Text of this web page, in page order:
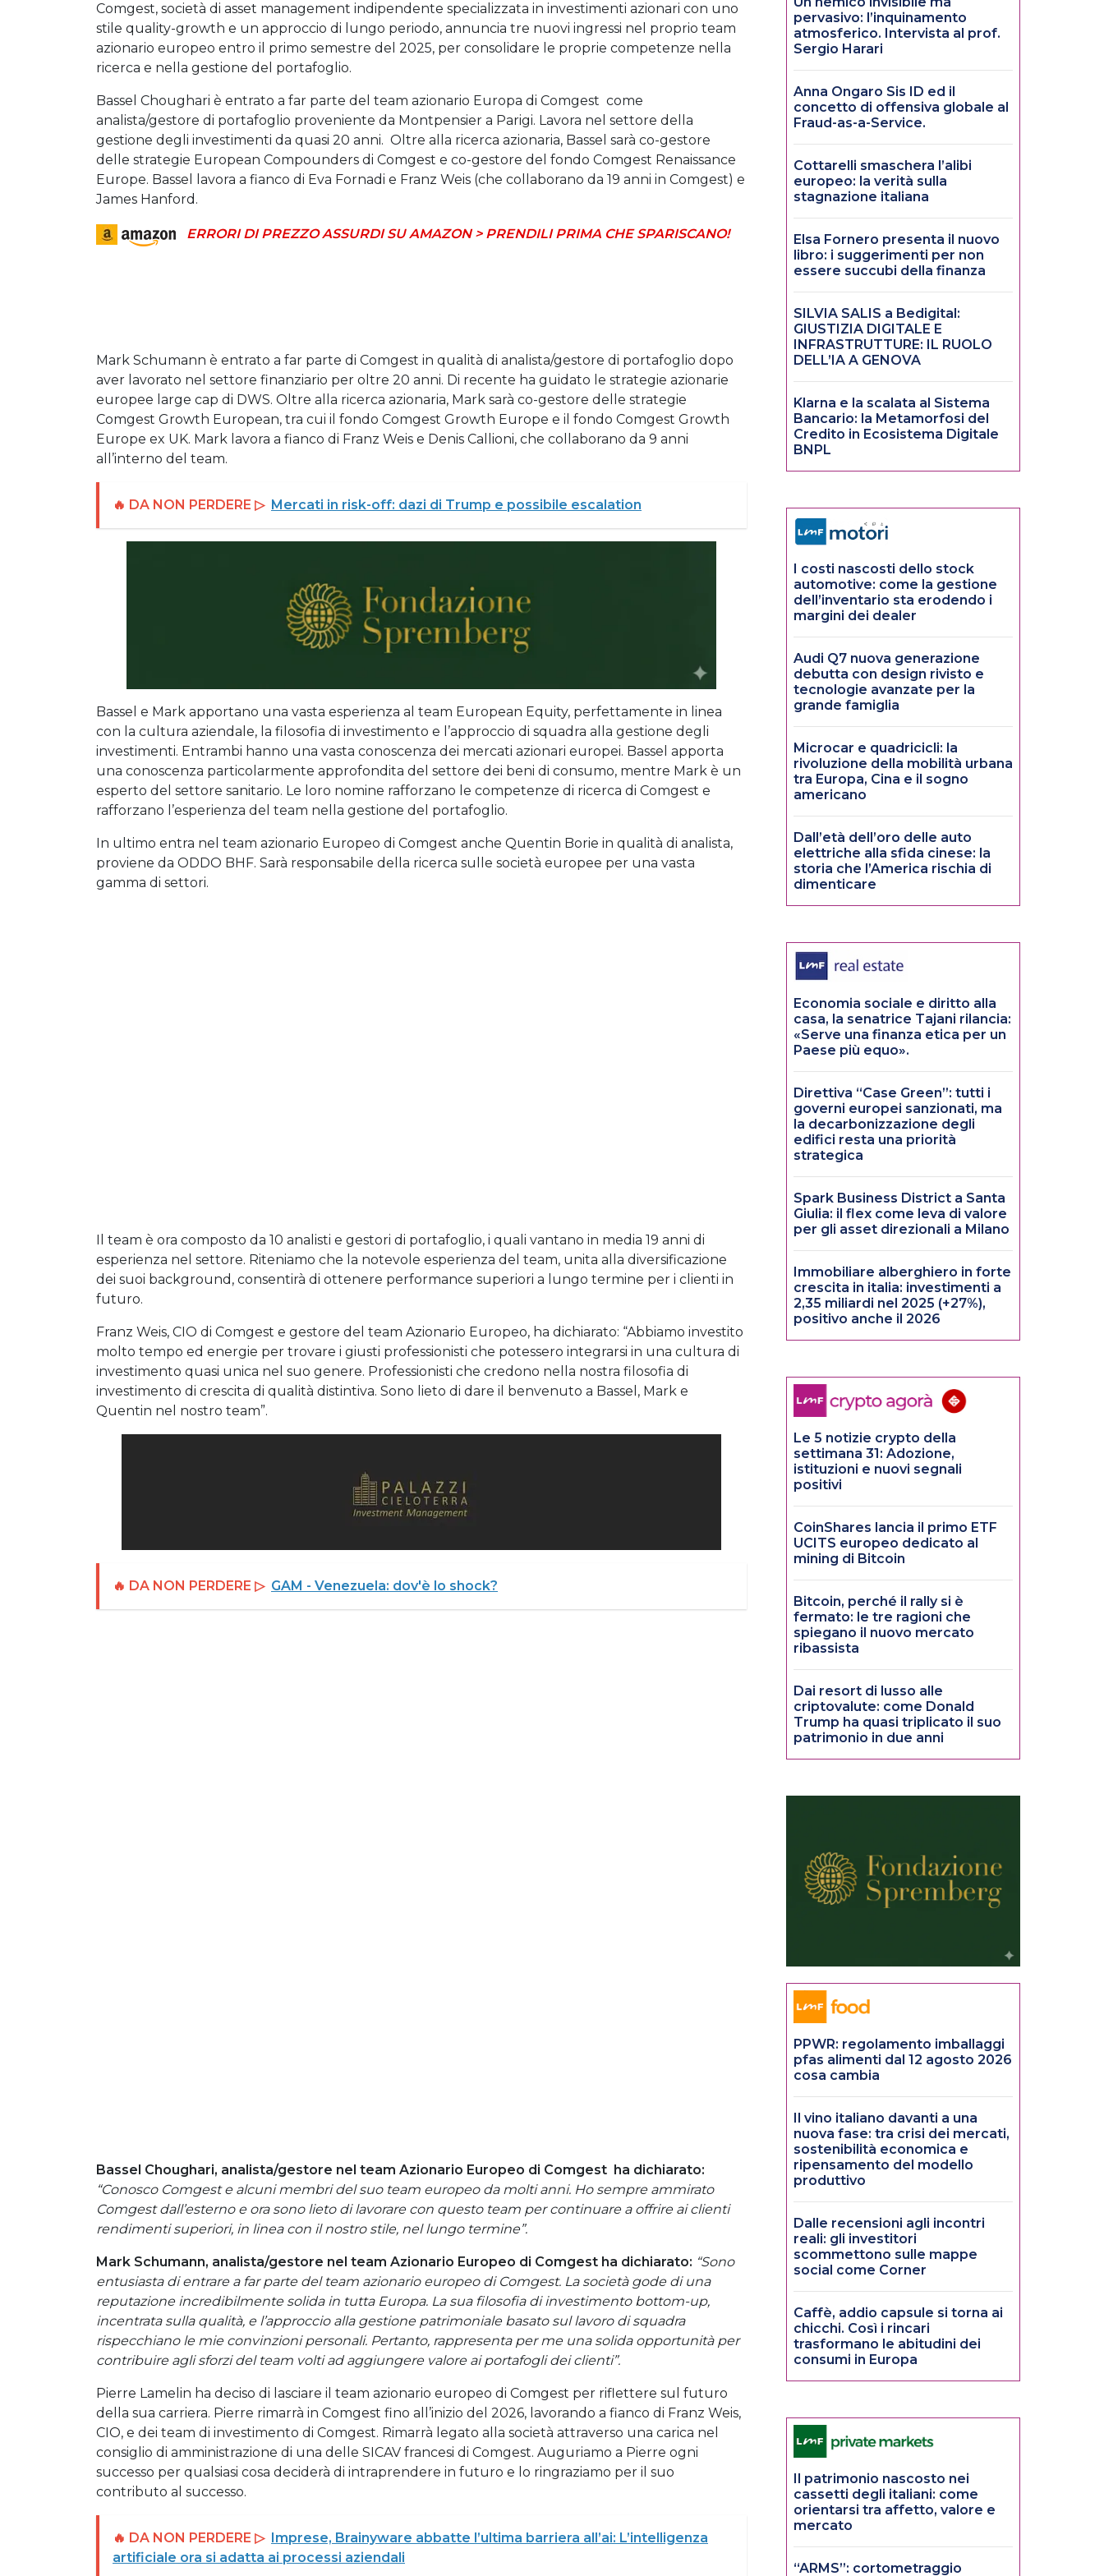
Comgest, società di asset management indipendente specializzata in investimenti azionari con uno
stile quality-growth e un approccio di lungo periodo, annuncia tre nuovi ingressi nel proprio team
azionario europeo entro il primo semestre del 2025, per consolidare le proprie competenze nella
ricerca e nella gestione del portafoglio.
Bassel Choughari è entrato a far parte del team azionario Europa di Comgest come
analista/gestore di portafoglio proveniente da Montpensier a Parigi. Lavora nel settore della
gestione degli investimenti da quasi 20 anni. Oltre alla ricerca azionaria, Bassel sarà co-gestore
delle strategie European Compounders di Comgest e co-gestore del fondo Comgest Renaissance
Europe. Bassel lavora a fianco di Eva Fornadi e Franz Weis (che collaborano da 19 anni in Comgest) e
James Hanford.
ERRORI DI PREZZO ASSURDI SU AMAZON > PRENDILI PRIMA CHE SPARISCANO!
Mark Schumann è entrato a far parte di Comgest in qualità di analista/gestore di portafoglio dopo
aver lavorato nel settore finanziario per oltre 20 anni. Di recente ha guidato le strategie azionarie
europee large cap di DWS. Oltre alla ricerca azionaria, Mark sarà co-gestore delle strategie
Comgest Growth European, tra cui il fondo Comgest Growth Europe e il fondo Comgest Growth
Europe ex UK. Mark lavora a fianco di Franz Weis e Denis Callioni, che collaborano da 9 anni
all’interno del team.
🔥 DA NON PERDERE ▷ Mercati in risk-off: dazi di Trump e possibile escalation
Bassel e Mark apportano una vasta esperienza al team European Equity, perfettamente in linea
con la cultura aziendale, la filosofia di investimento e l’approccio di squadra alla gestione degli
investimenti. Entrambi hanno una vasta conoscenza dei mercati azionari europei. Bassel apporta
una conoscenza particolarmente approfondita del settore dei beni di consumo, mentre Mark è un
esperto del settore sanitario. Le loro nomine rafforzano le competenze di ricerca di Comgest e
rafforzano l’esperienza del team nella gestione del portafoglio.
In ultimo entra nel team azionario Europeo di Comgest anche Quentin Borie in qualità di analista,
proviene da ODDO BHF. Sarà responsabile della ricerca sulle società europee per una vasta
gamma di settori.
Il team è ora composto da 10 analisti e gestori di portafoglio, i quali vantano in media 19 anni di
esperienza nel settore. Riteniamo che la notevole esperienza del team, unita alla diversificazione
dei suoi background, consentirà di ottenere performance superiori a lungo termine per i clienti in
futuro.
Franz Weis, CIO di Comgest e gestore del team Azionario Europeo, ha dichiarato: “Abbiamo investito
molto tempo ed energie per trovare i giusti professionisti che potessero integrarsi in una cultura di
investimento quasi unica nel suo genere. Professionisti che credono nella nostra filosofia di
investimento di crescita di qualità distintiva. Sono lieto di dare il benvenuto a Bassel, Mark e
Quentin nel nostro team”.
🔥 DA NON PERDERE ▷ GAM - Venezuela: dov'è lo shock?
Bassel Choughari, analista/gestore nel team Azionario Europeo di Comgest ha dichiarato:
“Conosco Comgest e alcuni membri del suo team europeo da molti anni. Ho sempre ammirato
Comgest dall’esterno e ora sono lieto di lavorare con questo team per continuare a offrire ai clienti
rendimenti superiori, in linea con il nostro stile, nel lungo termine”.
Mark Schumann, analista/gestore nel team Azionario Europeo di Comgest ha dichiarato: “Sono
entusiasta di entrare a far parte del team azionario europeo di Comgest. La società gode di una
reputazione incredibilmente solida in tutta Europa. La sua filosofia di investimento bottom-up,
incentrata sulla qualità, e l’approccio alla gestione patrimoniale basato sul lavoro di squadra
rispecchiano le mie convinzioni personali. Pertanto, rappresenta per me una solida opportunità per
contribuire agli sforzi del team volti ad aggiungere valore ai portafogli dei clienti”.
Pierre Lamelin ha deciso di lasciare il team azionario europeo di Comgest per riflettere sul futuro
della sua carriera. Pierre rimarrà in Comgest fino all’inizio del 2026, lavorando a fianco di Franz Weis,
CIO, e dei team di investimento di Comgest. Rimarrà legato alla società attraverso una carica nel
consiglio di amministrazione di una delle SICAV francesi di Comgest. Auguriamo a Pierre ogni
successo per qualsiasi cosa deciderà di intraprendere in futuro e lo ringraziamo per il suo
contributo al successo.
🔥 DA NON PERDERE ▷ Imprese, Brainyware abbatte l’ultima barriera all’ai: L’intelligenza
artificiale ora si adatta ai processi aziendali
pervasivo: l’inquinamento
atmosferico. Intervista al prof.
Sergio Harari
Anna Ongaro Sis ID ed il
concetto di offensiva globale al
Fraud-as-a-Service.
Cottarelli smaschera l’alibi
europeo: la verità sulla
stagnazione italiana
Elsa Fornero presenta il nuovo
libro: i suggerimenti per non
essere succubi della finanza
SILVIA SALIS a Bedigital:
GIUSTIZIA DIGITALE E
INFRASTRUTTURE: IL RUOLO
DELL’IA A GENOVA
Klarna e la scalata al Sistema
Bancario: la Metamorfosi del
Credito in Ecosistema Digitale
BNPL
I costi nascosti dello stock
automotive: come la gestione
dell’inventario sta erodendo i
margini dei dealer
Audi Q7 nuova generazione
debutta con design rivisto e
tecnologie avanzate per la
grande famiglia
Microcar e quadricicli: la
rivoluzione della mobilità urbana
tra Europa, Cina e il sogno
americano
Dall’età dell’oro delle auto
elettriche alla sfida cinese: la
storia che l’America rischia di
dimenticare
Economia sociale e diritto alla
casa, la senatrice Tajani rilancia:
«Serve una finanza etica per un
Paese più equo».
Direttiva “Case Green”: tutti i
governi europei sanzionati, ma
la decarbonizzazione degli
edifici resta una priorità
strategica
Spark Business District a Santa
Giulia: il flex come leva di valore
per gli asset direzionali a Milano
Immobiliare alberghiero in forte
crescita in italia: investimenti a
2,35 miliardi nel 2025 (+27%),
positivo anche il 2026
Le 5 notizie crypto della
settimana 31: Adozione,
istituzioni e nuovi segnali
positivi
CoinShares lancia il primo ETF
UCITS europeo dedicato al
mining di Bitcoin
Bitcoin, perché il rally si è
fermato: le tre ragioni che
spiegano il nuovo mercato
ribassista
Dai resort di lusso alle
criptovalute: come Donald
Trump ha quasi triplicato il suo
patrimonio in due anni
PPWR: regolamento imballaggi
pfas alimenti dal 12 agosto 2026
cosa cambia
Il vino italiano davanti a una
nuova fase: tra crisi dei mercati,
sostenibilità economica e
ripensamento del modello
produttivo
Dalle recensioni agli incontri
reali: gli investitori
scommettono sulle mappe
social come Corner
Caffè, addio capsule si torna ai
chicchi. Così i rincari
trasformano le abitudini dei
consumi in Europa
Il patrimonio nascosto nei
cassetti degli italiani: come
orientarsi tra affetto, valore e
mercato
“ARMS”: cortometraggio